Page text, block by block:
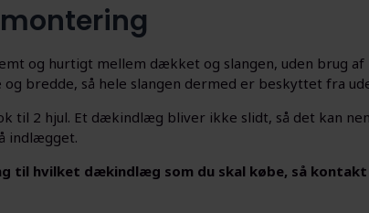
og hurtigt mellem dækket og slangen, uden brug
bredde, så hele slangen dermed er beskyttet fra
til 2 hjul. Et dækindlæg bliver ikke slidt, så det kan
indlægget.
til hvilket dækindlæg som du skal købe, så